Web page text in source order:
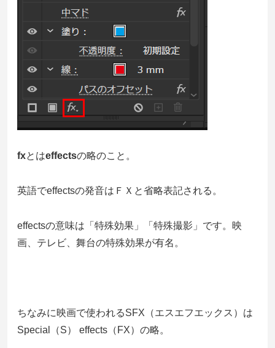
fxとはeffectsの略のこと。
英語でeffectsの発音はＦＸと省略表記される。
effectsの意味は「特殊効果」「特殊撮影」です。映
画、テレビ、舞台の特殊効果が有名。
ちなみに映画で使われるSFX（エスエフエックス）は
Special（S） effects（FX）の略。